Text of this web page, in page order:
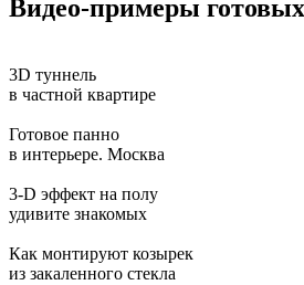
Видео-примеры
3D туннель
в частной квартире
Готовое панно
в интерьере. Москва
3-D эффект на полу
удивите знакомых
Как монтируют козырек
из закаленного стекла